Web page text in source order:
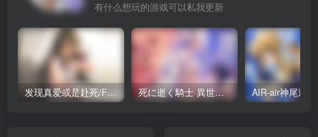
有什么想玩的游戏可以私我更新
发现真爱或是赴死/Find Love or Die Trying（PC端） 死に逝く騎士 異世界に響く断末魔 /死馆2（安卓直装＋KRKR＋PC端）